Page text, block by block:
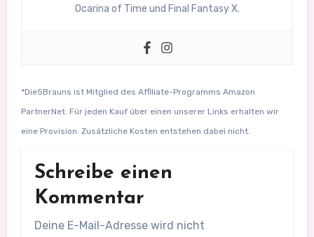
Ocarina of Time und Final Fantasy X.
*Die5Brauns ist Mitglied des Afﬁliate-Programms Amazon
PartnerNet. Für jeden Kauf über einen unserer Links erhalten wir
eine Provision. Zusätzliche Kosten entstehen dabei nicht.
Schreibe einen
Kommentar
Deine E-Mail-Adresse wird nicht